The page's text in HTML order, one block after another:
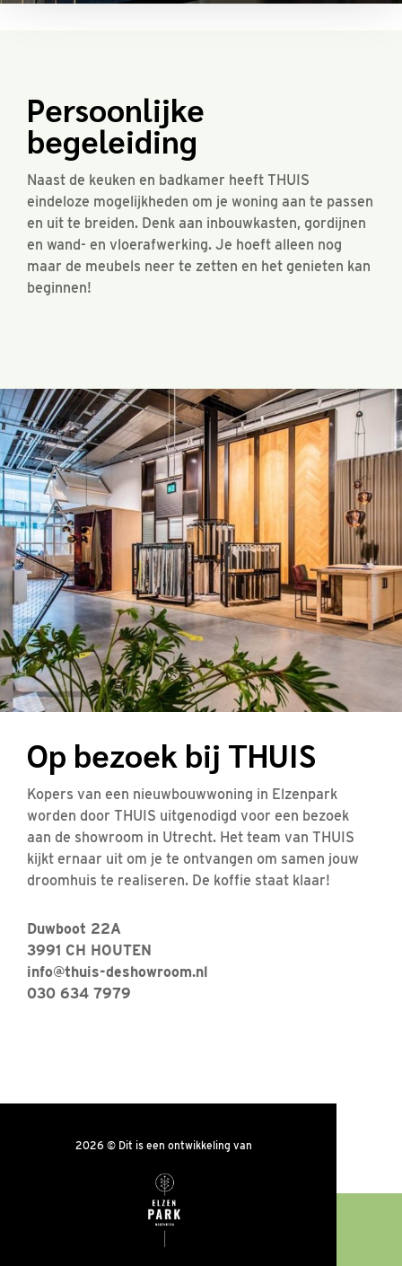
Persoonlijke
begeleiding
Naast de keuken en badkamer heeft THUIS
eindeloze mogelijkheden om je woning aan te passen
en uit te breiden. Denk aan inbouwkasten, gordijnen
en wand- en vloerafwerking. Je hoeft alleen nog
maar de meubels neer te zetten en het genieten kan
beginnen!
Op bezoek bij THUIS
Kopers van een nieuwbouwwoning in Elzenpark
worden door THUIS uitgenodigd voor een bezoek
aan de showroom in Utrecht. Het team van THUIS
kijkt ernaar uit om je te ontvangen om samen jouw
droomhuis te realiseren. De koffie staat klaar!
Duwboot 22A
3991 CH HOUTEN
info@thuis-deshowroom.nl
030 634 7979
2026 © Dit is een ontwikkeling van